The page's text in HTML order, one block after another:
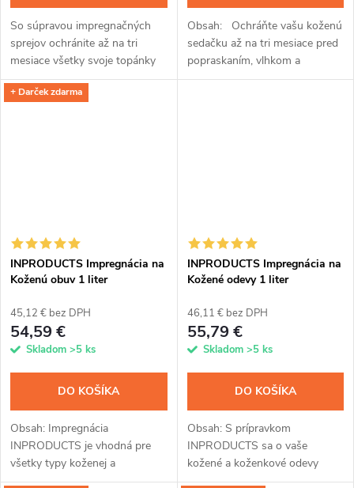
So súpravou impregnačných
sprejov ochránite až na tri
mesiace všetky svoje topánky
od športových až po
spoločenské. Kremíková vrstva
Obsah: Ochráňte vašu koženú
sedačku až na tri mesiace pred
popraskaním, vlhkom a
nečistotami impregnáciou
+ Darček zdarma
INPRODUCTS Impregnácia na
Koženú obuv 1 liter
45,12 € bez DPH
54,59 €
Skladom >5 ks
DO KOŠÍKA
Obsah: Impregnácia
INPRODUCTS je vhodná pre
všetky typy koženej a
koženkovej obuvi a plní funkciu
INPRODUCTS Impregnácia na
Kožené odevy 1 liter
46,11 € bez DPH
55,79 €
Skladom >5 ks
DO KOŠÍKA
Obsah: S prípravkom
INPRODUCTS sa o vaše
kožené a koženkové odevy
perfektne postaráte. Vďaka